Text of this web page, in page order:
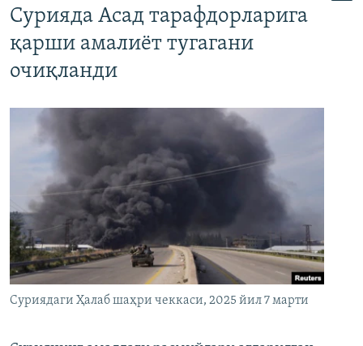
Сурияда Асад тарафдорларига
қарши амалиёт тугагани
очиқланди
Суриядаги Ҳалаб шаҳри чеккаси, 2025 йил 7 марти